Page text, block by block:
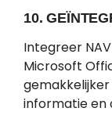
10.
Integreer
Microsoft
informatie en